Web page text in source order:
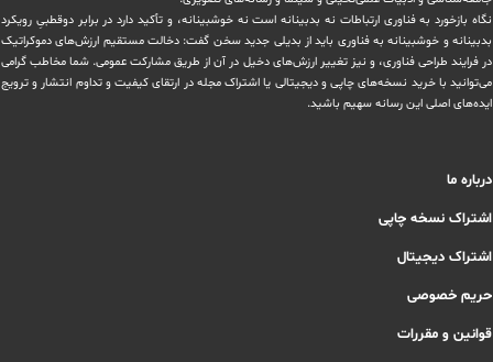
نگاه بازخورد به فناوری ارتباطات نه بدبینانه است نه خوشبینانه، و تأکید دارد ‏در برابر دوقطبیِ رویکرد
بدبینانه و خوشبینانه به فناوری باید از بدیلی جدید سخن گفت: دخالت مستقیم ارزش‌های دموکراتیک
در ‏فرایند طراحی فناوری، و نیز تغییر ارزش‌های دخيل در آن از طریق مشاركت عمومی. شما مخاطب گرامی
می‌توانید با خرید نسخه‌های چاپی و دیجیتالی یا ‏اشتراک مجله در ارتقای کیفیت و تداوم انتشار و ترویج
ایده‌های اصلی این رسانه سهیم باشید.
درباره ما
اشتراک نسخه چاپی
اشتراک دیجیتال
حریم خصوصی
قوانین و مقررات